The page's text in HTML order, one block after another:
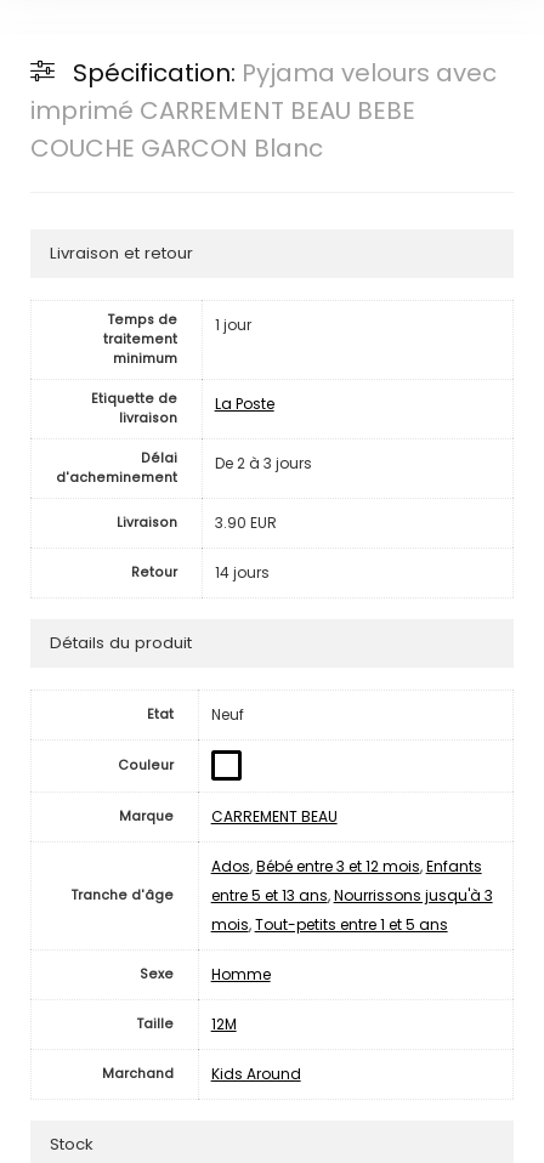
Spécification: Pyjama velours avec
imprimé CARREMENT BEAU BEBE
COUCHE GARCON Blanc
Livraison et retour
Temps de
traitement
minimum
1 jour
Etiquette de
livraison
La Poste
Délai
d'acheminement
De 2 à 3 jours
Livraison 3.90 EUR
Retour 14 jours
Détails du produit
Etat Neuf
Couleur
Marque CARREMENT BEAU
Tranche d'âge
Ados,Bébé entre 3 et 12 mois,Enfants
entre 5 et 13 ans,Nourrissons jusqu'à 3
mois,Tout-petits entre 1 et 5 ans
Sexe Homme
Taille 12M
Marchand Kids Around
Stock